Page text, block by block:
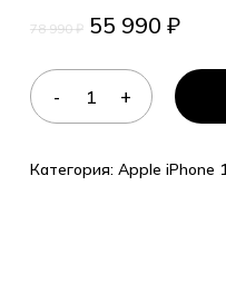
78 990₽ 55 990 ₽
Категория: Apple iPhone